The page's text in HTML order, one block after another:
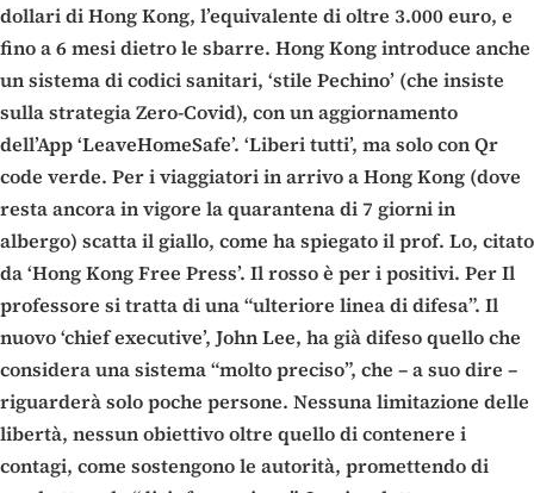
dollari di Hong Kong, l’equivalente di oltre 3.000 euro, e
fino a 6 mesi dietro le sbarre. Hong Kong introduce anche
un sistema di codici sanitari, ‘stile Pechino’ (che insiste
sulla strategia Zero-Covid), con un aggiornamento
dell’App ‘LeaveHomeSafe’. ‘Liberi tutti’, ma solo con Qr
code verde. Per i viaggiatori in arrivo a Hong Kong (dove
resta ancora in vigore la quarantena di 7 giorni in
albergo) scatta il giallo, come ha spiegato il prof. Lo, citato
da ‘Hong Kong Free Press’. Il rosso è per i positivi. Per Il
professore si tratta di una “ulteriore linea di difesa”. Il
nuovo ‘chief executive’, John Lee, ha già difeso quello che
considera una sistema “molto preciso”, che – a suo dire –
riguarderà solo poche persone. Nessuna limitazione delle
libertà, nessun obiettivo oltre quello di contenere i
contagi, come sostengono le autorità, promettendo di